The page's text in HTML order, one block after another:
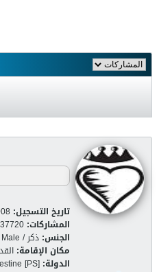
تاريخ التسجيل:
المشاركات: 37720
الجنس: ذكر / Male
مكان الإقامة:
الدولة: [PS]